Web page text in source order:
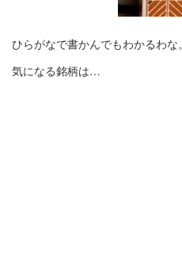
ひらがなで書かんでもわかるわな。
気になる銘柄は…